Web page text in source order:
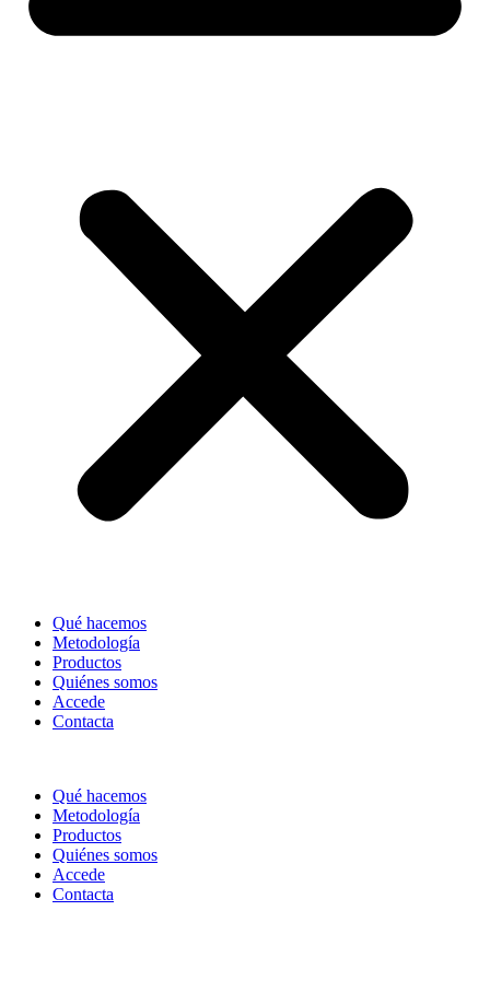
Qué hacemos
Metodología
Productos
Quiénes somos
Accede
Contacta
Qué hacemos
Metodología
Productos
Quiénes somos
Accede
Contacta